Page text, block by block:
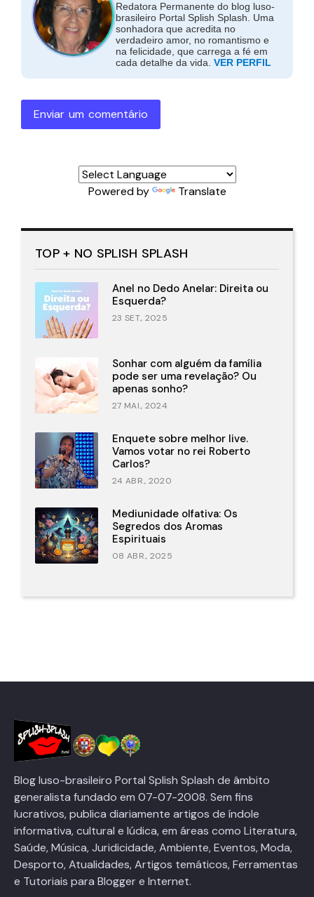
Redatora Permanente do blog luso-
brasileiro Portal Splish Splash. Uma
sonhadora que acredita no
verdadeiro amor, no romantismo e
na felicidade, que carrega a fé em
cada detalhe da vida. VER PERFIL
Enviar um comentário
Powered by Translate
TOP + NO SPLISH SPLASH
Anel no Dedo Anelar: Direita ou
Esquerda?
23 SET., 2025
Sonhar com alguém da família
pode ser uma revelação? Ou
apenas sonho?
27 MAI., 2024
Enquete sobre melhor live.
Vamos votar no rei Roberto
Carlos?
24 ABR., 2020
Mediunidade olfativa: Os
Segredos dos Aromas
Espirituais
08 ABR., 2025
Blog luso-brasileiro Portal Splish Splash de âmbito
generalista fundado em 07-07-2008. Sem fins
lucrativos, publica diariamente artigos de índole
informativa, cultural e lúdica, em áreas como Literatura,
Saúde, Música, Juridicidade, Ambiente, Eventos, Moda,
Desporto, Atualidades, Artigos temáticos, Ferramentas
e Tutoriais para Blogger e Internet.